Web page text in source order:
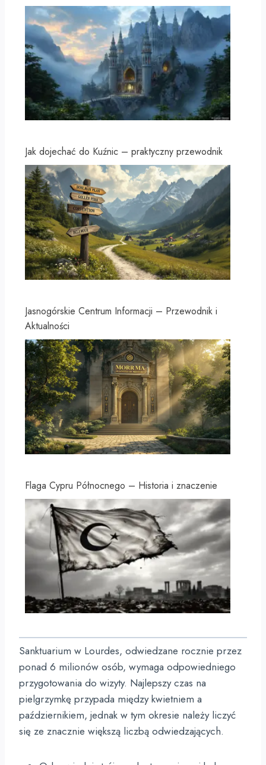
Jak dojechać do Kuźnic – praktyczny przewodnik
Jasnogórskie Centrum Informacji – Przewodnik i
Aktualności
Flaga Cypru Północnego – Historia i znaczenie
Sanktuarium w Lourdes, odwiedzane rocznie przez
ponad 6 milionów osób, wymaga odpowiedniego
przygotowania do wizyty. Najlepszy czas na
pielgrzymkę przypada między kwietniem a
październikiem, jednak w tym okresie należy liczyć
się ze znacznie większą liczbą odwiedzających.